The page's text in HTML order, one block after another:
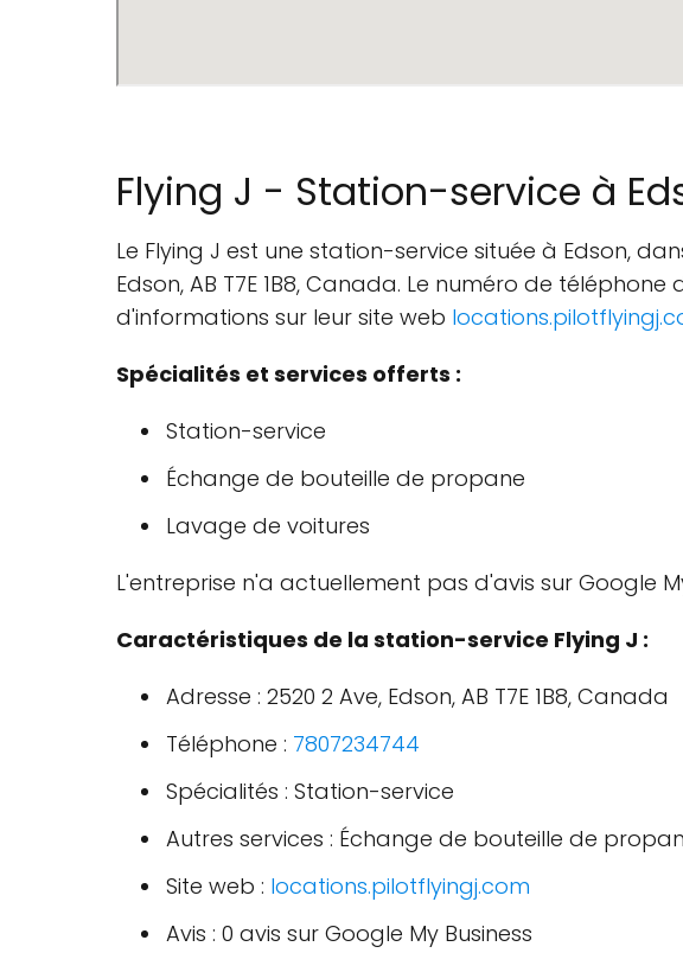
Flying J - Station-service à
Le Flying J est une station-service située à Edson,
Edson, AB T7E 1B8, Canada. Le numéro de
d'informations sur leur site web
Spécialités et services offerts :
Station-service
Échange de bouteille de propane
Lavage de voitures
L'entreprise n'a actuellement pas d'avis sur Google
Caractéristiques de la station-service Flying J :
Adresse : 2520 2 Ave, Edson, AB T7E 1B8, Canada
Téléphone : 7807234744
Spécialités : Station-service
Autres services : Échange de bouteille de
Site web : locations.pilotflyingj.com
Avis : 0 avis sur Google My Business